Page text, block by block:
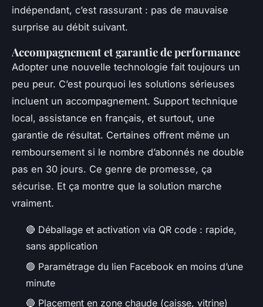
indépendant, c’est rassurant : pas de mauvaise
surprise au débit suivant.
Accompagnement et garantie de performance
Adopter une nouvelle technologie fait toujours un
peu peur. C’est pourquoi les solutions sérieuses
incluent un accompagnement. Support technique
local, assistance en français, et surtout, une
garantie de résultat. Certaines offrent même un
remboursement si le nombre d’abonnés ne double
pas en 30 jours. Ce genre de promesse, ça
sécurise. Et ça montre que la solution marche
vraiment.
🔴 Déballage et activation via QR code : rapide,
sans application
🟢 Paramétrage du lien Facebook en moins d’une
minute
🔵 Placement en zone chaude (caisse, vitrine)